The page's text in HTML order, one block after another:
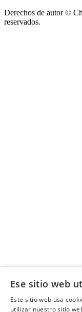
Derechos de autor ©
reservados.
Ese sitio web
Este sitio web usa
utilizar nuestro sitio